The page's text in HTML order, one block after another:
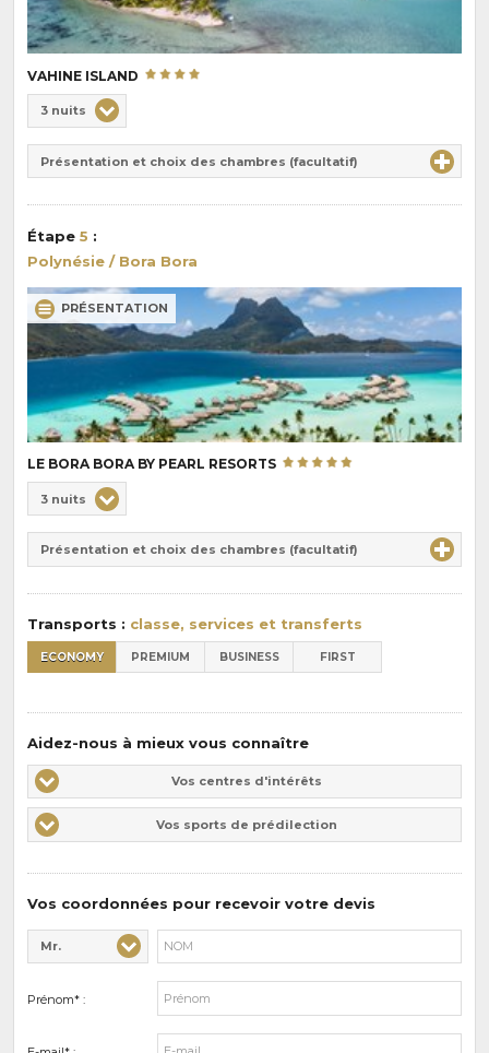
VAHINE ISLAND
de
pension
:
Durée
3 nuits
Présentation et choix des chambres (facultatif)
Étape 5 :
Polynésie / Bora Bora
PRÉSENTATION
LE BORA BORA BY PEARL RESORTS
de
pension
:
Durée
3 nuits
Présentation et choix des chambres (facultatif)
Transports : classe, services et transferts
ECONOMY PREMIUM BUSINESS FIRST
Aidez-nous à mieux vous connaître
Vos
centres
d'intérêts
Vos centres d'intérêts
Vos
sports
Vos sports de prédilection
Vos coordonnées pour recevoir votre devis
Civilité* :
Mr.
Nom* :
Prénom* :